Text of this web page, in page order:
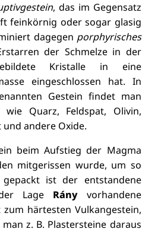
, das im Gegensatz
feinkörnig oder sogar glasig
dagegen porphyrisches
der Schmelze in der
Kristalle in eine
eingeschlossen hat. In
Gestein findet man
wie Quarz, Feldspat, Olivin,
andere Oxide.
beim Aufstieg der Magma
mitgerissen wurde, um so
ist der entstandene
Lage Rányvorhandene
härtesten Vulkangestein,
z. B. Plastersteine daraus